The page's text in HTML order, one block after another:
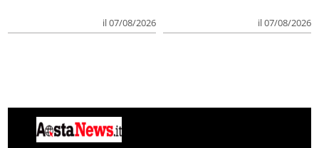
il 07/08/2026 il 07/08/2026